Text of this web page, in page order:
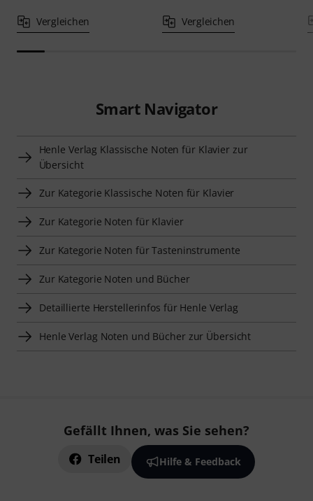
Vergleichen Vergleichen
Smart Navigator
Henle Verlag Klassische Noten für Klavier zur
Übersicht
Zur Kategorie Klassische Noten für Klavier
Zur Kategorie Noten für Klavier
Zur Kategorie Noten für Tasteninstrumente
Zur Kategorie Noten und Bücher
Detaillierte Herstellerinfos für Henle Verlag
Henle Verlag Noten und Bücher zur Übersicht
Gefällt Ihnen, was Sie sehen?
Teilen Hilfe & Feedback